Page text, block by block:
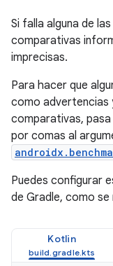
Si falla alguna de
comparativas
imprecisas.
Para hacer que
como advertencias
comparativas,
por comas al
Puedes configurar
de Gradle, como se
Kotlin